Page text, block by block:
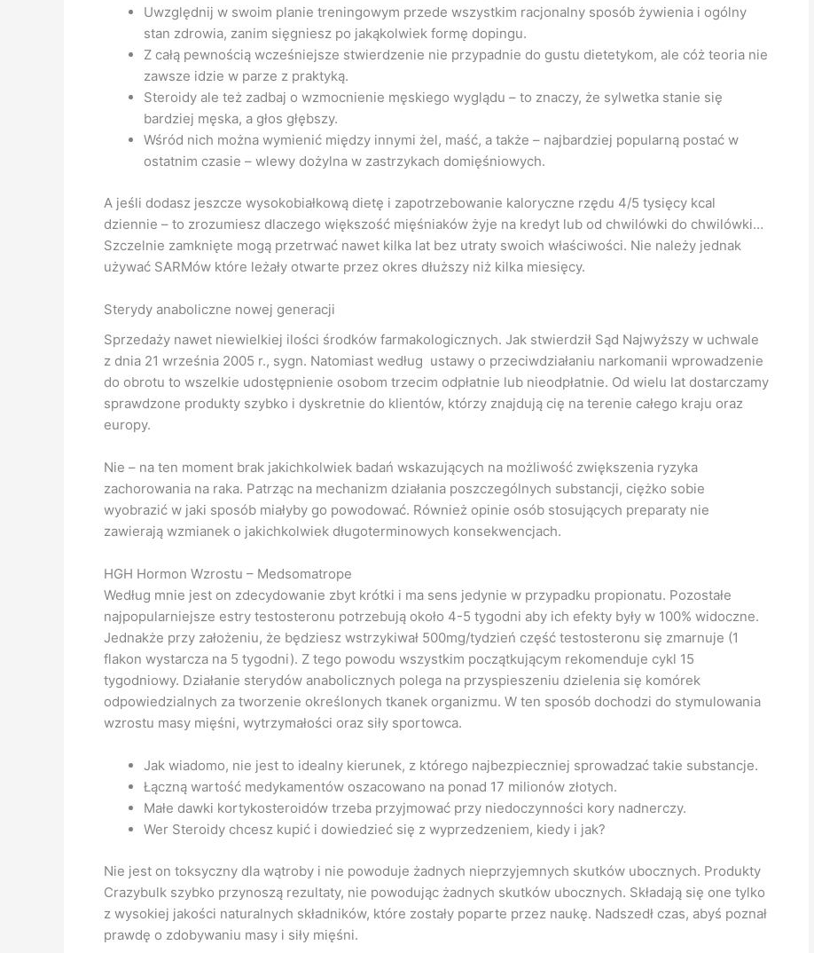
Uwzględnij w swoim planie treningowym przede wszystkim racjonalny sposób żywienia i ogólny
stan zdrowia, zanim sięgniesz po jakąkolwiek formę dopingu.
Z całą pewnością wcześniejsze stwierdzenie nie przypadnie do gustu dietetykom, ale cóż teoria nie
zawsze idzie w parze z praktyką.
Steroidy ale też zadbaj o wzmocnienie męskiego wyglądu – to znaczy, że sylwetka stanie się
bardziej męska, a głos głębszy.
Wśród nich można wymienić między innymi żel, maść, a także – najbardziej popularną postać w
ostatnim czasie – wlewy dożylna w zastrzykach domięśniowych.
A jeśli dodasz jeszcze wysokobiałkową dietę i zapotrzebowanie kaloryczne rzędu 4/5 tysięcy kcal
dziennie – to zrozumiesz dlaczego większość mięśniaków żyje na kredyt lub od chwilówki do chwilówki…
Szczelnie zamknięte mogą przetrwać nawet kilka lat bez utraty swoich właściwości. Nie należy jednak
używać SARMów które leżały otwarte przez okres dłuższy niż kilka miesięcy.
Sterydy anaboliczne nowej generacji
Sprzedaży nawet niewielkiej ilości środków farmakologicznych. Jak stwierdził Sąd Najwyższy w uchwale
z dnia 21 września 2005 r., sygn. Natomiast według ustawy o przeciwdziałaniu narkomanii wprowadzenie
do obrotu to wszelkie udostępnienie osobom trzecim odpłatnie lub nieodpłatnie. Od wielu lat dostarczamy
sprawdzone produkty szybko i dyskretnie do klientów, którzy znajdują cię na terenie całego kraju oraz
europy.
Nie – na ten moment brak jakichkolwiek badań wskazujących na możliwość zwiększenia ryzyka
zachorowania na raka. Patrząc na mechanizm działania poszczególnych substancji, ciężko sobie
wyobrazić w jaki sposób miałyby go powodować. Również opinie osób stosujących preparaty nie
zawierają wzmianek o jakichkolwiek długoterminowych konsekwencjach.
HGH Hormon Wzrostu – Medsomatrope
Według mnie jest on zdecydowanie zbyt krótki i ma sens jedynie w przypadku propionatu. Pozostałe
najpopularniejsze estry testosteronu potrzebują około 4-5 tygodni aby ich efekty były w 100% widoczne.
Jednakże przy założeniu, że będziesz wstrzykiwał 500mg/tydzień część testosteronu się zmarnuje (1
flakon wystarcza na 5 tygodni). Z tego powodu wszystkim początkującym rekomenduje cykl 15
tygodniowy. Działanie sterydów anabolicznych polega na przyspieszeniu dzielenia się komórek
odpowiedzialnych za tworzenie określonych tkanek organizmu. W ten sposób dochodzi do stymulowania
wzrostu masy mięśni, wytrzymałości oraz siły sportowca.
Jak wiadomo, nie jest to idealny kierunek, z którego najbezpieczniej sprowadzać takie substancje.
Łączną wartość medykamentów oszacowano na ponad 17 milionów złotych.
Małe dawki kortykosteroidów trzeba przyjmować przy niedoczynności kory nadnerczy.
Wer Steroidy chcesz kupić i dowiedzieć się z wyprzedzeniem, kiedy i jak?
Nie jest on toksyczny dla wątroby i nie powoduje żadnych nieprzyjemnych skutków ubocznych. Produkty
Crazybulk szybko przynoszą rezultaty, nie powodując żadnych skutków ubocznych. Składają się one tylko
z wysokiej jakości naturalnych składników, które zostały poparte przez naukę. Nadszedł czas, abyś poznał
prawdę o zdobywaniu masy i siły mięśni.